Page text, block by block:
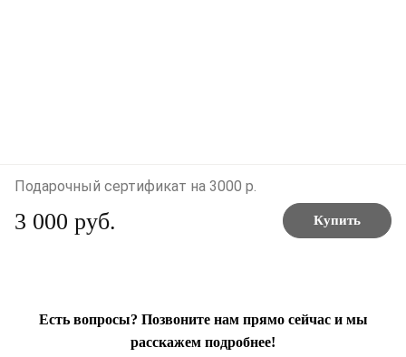
Подарочный сертификат на 3000 р.
3 000 руб. Купить
Есть вопросы? Позвоните нам прямо сейчас и мы
расскажем подробнее!